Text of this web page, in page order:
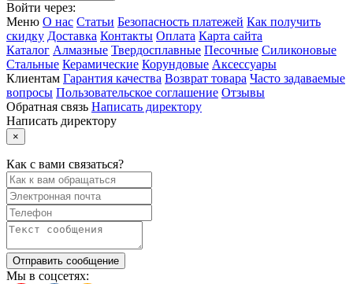
Войти через:
Меню О нас Статьи Безопасность платежей Как получить
скидку Доставка Контакты Оплата Карта сайта
Каталог Алмазные Твердосплавные Песочные Силиконовые
Стальные Керамические Корундовые Аксессуары
Клиентам Гарантия качества Возврат товара Часто задаваемые
вопросы Пользовательское соглашение Отзывы
Обратная связь Написать директору
Написать директору
×
Как с вами связаться?
Отправить сообщение
Мы в соцсетях: